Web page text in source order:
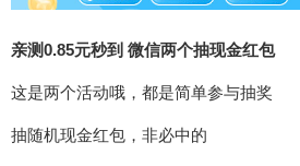
亲测0.85元秒到 微信两个抽现金红包
这是两个活动哦，都是简单参与抽奖
抽随机现金红包，非必中的